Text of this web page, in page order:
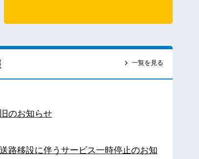
一覧を見る
のお知らせ
路移設に伴うサービス一時停止のお知